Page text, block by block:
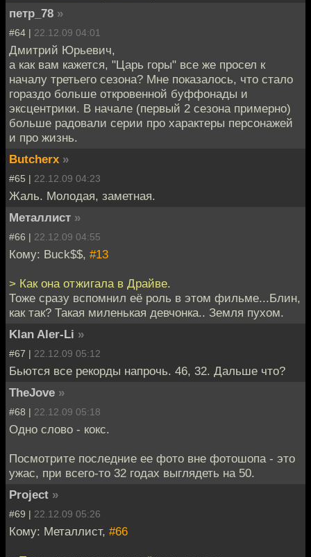
петр_78 »
#64 | 22.12.09 04:01
Дмитрий Юрьевич,
а как вам кажется, "Царь горы" все же просел к
началу третьего сезона? Мне показалось, что стало
гораздо больше откровенной буффонады и
эксцентрики. В начале (первый 2 сезона примерно)
больше радовали серии про характеры персонажей
и про жизнь.
Butcherx »
#65 | 22.12.09 04:23
Жаль. Молодая, заметная.
Металлист »
#66 | 22.12.09 04:55
Кому: Buck$$, #13
> Как она отжигала в Драйве.
Тоже сразу вспомнил её роль в этом фильме...Блин,
как так? Такая миленькая девчонка.. Земля пухом.
Klan Aler-Li »
#67 | 22.12.09 05:12
Бьются все рекорды напрочь. 46, 32. Дальше что?
TheJove »
#68 | 22.12.09 05:18
Одно слово - кокс.
Посмотрите последние ее фото вне фотошопа - это
ужас, при всего-то 32 годах выглядеть на 50.
Project »
#69 | 22.12.09 05:26
Кому: Металлист, #66